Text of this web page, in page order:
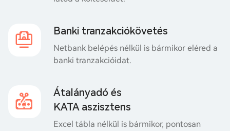
Banki tranzakciókövetés
Netbank belépés nélkül is bármikor eléred a
banki tranzakcióidat.
Átalányadó és
KATA aszisztens
Excel tábla nélkül is bármikor, pontosan